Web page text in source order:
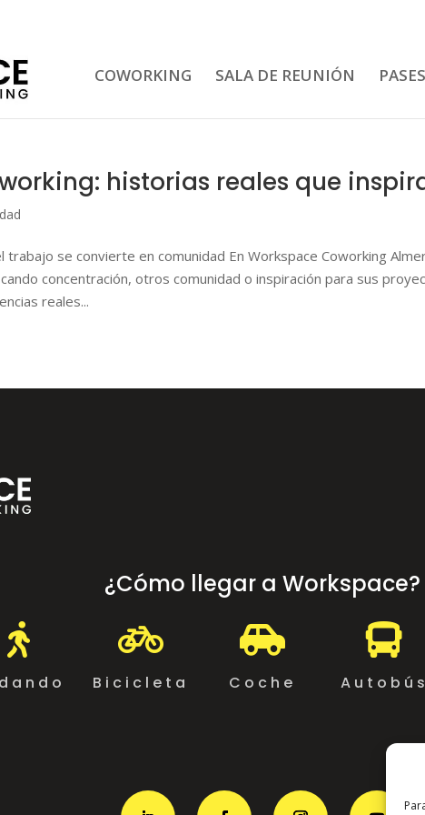
COWORKING SALA DE REUNIÓN
historias reales que
trabajo se convierte en comunidad En Workspace Coworking
concentración, otros comunidad o inspiración para sus
reales...
¿Cómo llegar a Workspace?
 
Bicicleta

Coche

Autobús